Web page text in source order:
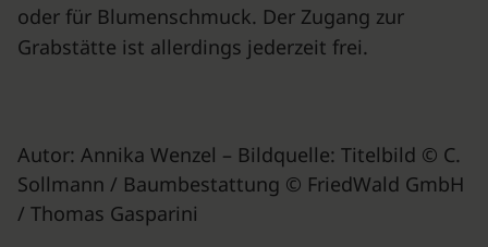
oder für Blumenschmuck. Der Zugang zur
Grabstätte ist allerdings jederzeit frei.
Autor: Annika Wenzel – Bildquelle: Titelbild © C.
Sollmann / Baumbestattung © FriedWald GmbH
/ Thomas Gasparini